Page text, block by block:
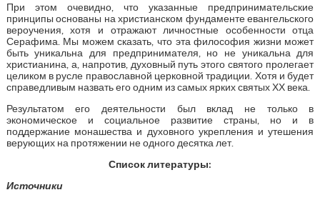
При этом очевидно, что указанные предпринимательские
принципы основаны на христианском фундаменте евангельского
вероучения, хотя и отражают личностные особенности отца
Серафима. Мы можем сказать, что эта философия жизни может
быть уникальна для предпринимателя, но не уникальна для
христианина, а, напротив, духовный путь этого святого пролегает
целиком в русле православной церковной традиции. Хотя и будет
справедливым назвать его одним из самых ярких святых ХХ века.
Результатом его деятельности был вклад не только в
экономическое и социальное развитие страны, но и в
поддержание монашества и духовного укрепления и утешения
верующих на протяжении не одного десятка лет.
Список литературы:
Источники